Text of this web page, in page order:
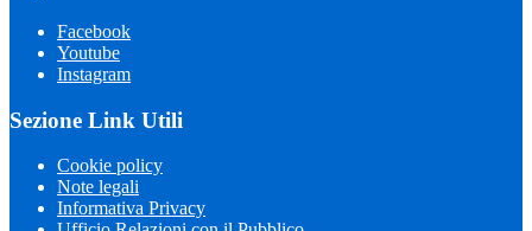
Facebook
Youtube
Instagram
Sezione Link Utili
Cookie policy
Note legali
Informativa Privacy